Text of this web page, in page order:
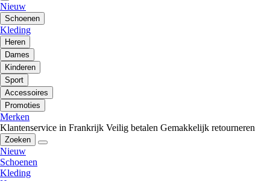
Nieuw
Schoenen
Kleding
Heren
Dames
Kinderen
Sport
Accessoires
Promoties
Merken
Klantenservice in Frankrijk Veilig betalen Gemakkelijk retourneren
Zoeken
Nieuw
Schoenen
Kleding